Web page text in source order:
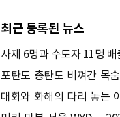
최근 등록된 뉴스
사제 6명과 수도자 11명 배
포탄도 총탄도 비껴간 목
쥐고 있었다
대화와 화해의 다리 놓는